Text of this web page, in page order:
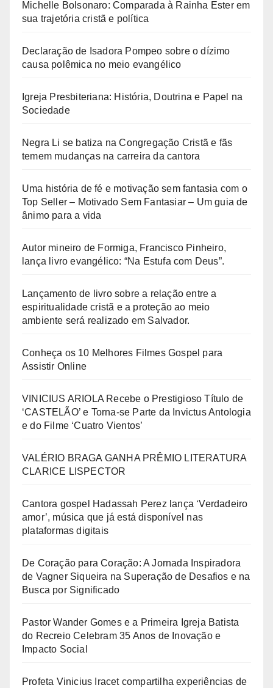
Michelle Bolsonaro: Comparada à Rainha Ester em
sua trajetória cristã e política
Declaração de Isadora Pompeo sobre o dízimo
causa polêmica no meio evangélico
Igreja Presbiteriana: História, Doutrina e Papel na
Sociedade
Negra Li se batiza na Congregação Cristã e fãs
temem mudanças na carreira da cantora
Uma história de fé e motivação sem fantasia com o
Top Seller – Motivado Sem Fantasiar – Um guia de
ânimo para a vida
Autor mineiro de Formiga, Francisco Pinheiro,
lança livro evangélico: “Na Estufa com Deus”.
Lançamento de livro sobre a relação entre a
espiritualidade cristã e a proteção ao meio
ambiente será realizado em Salvador.
Conheça os 10 Melhores Filmes Gospel para
Assistir Online
VINICIUS ARIOLA Recebe o Prestigioso Título de
‘CASTELÃO’ e Torna-se Parte da Invictus Antologia
e do Filme ‘Cuatro Vientos’
VALÉRIO BRAGA GANHA PRÊMIO LITERATURA
CLARICE LISPECTOR
Cantora gospel Hadassah Perez lança ‘Verdadeiro
amor’, música que já está disponível nas
plataformas digitais
De Coração para Coração: A Jornada Inspiradora
de Vagner Siqueira na Superação de Desafios e na
Busca por Significado
Pastor Wander Gomes e a Primeira Igreja Batista
do Recreio Celebram 35 Anos de Inovação e
Impacto Social
Profeta Vinicius Iracet compartilha experiências de